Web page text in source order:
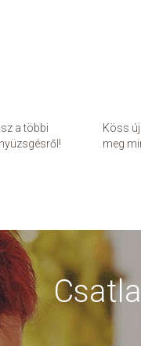
a többi
Köss
meg